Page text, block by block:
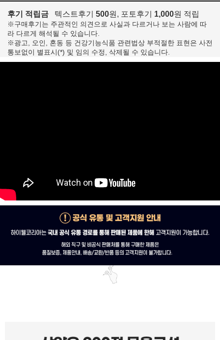
후기 적립금 텍스트후기 500원, 포토후기 1,000원 적립
※구매후기는 주관적인 의견으로 사실과 다르거나 보는 사람에 따
라 다르게 해석될 수 있습니다.
※광고, 오인, 혼동 등 건강기능식품 관련법상 부적절한 표현은 사전
통보없이 별표시(*) 및 임의 수정, 삭제될 수 있습니다.